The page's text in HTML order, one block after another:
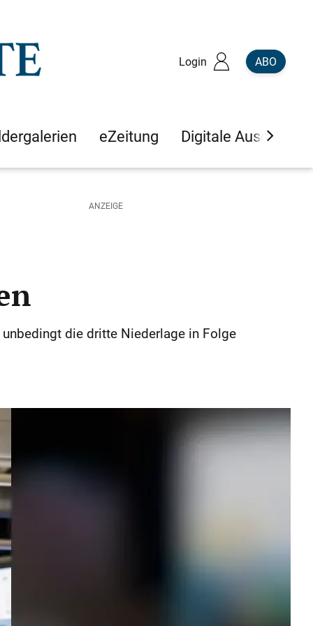
Login ABO
eZeitung Digitale Ausgaben
die dritte Niederlage in Folge